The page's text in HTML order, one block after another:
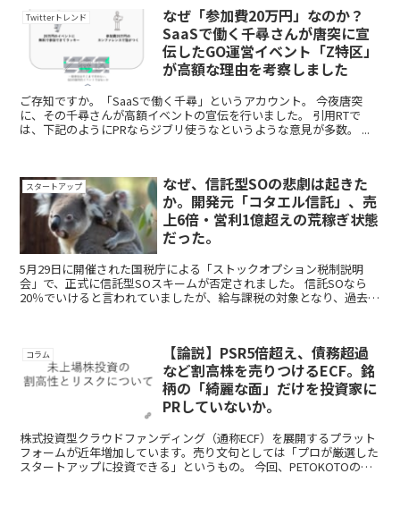
Twitterトレンド
なぜ「参加費20万円」なのか？
SaaSで働く千尋さんが唐突に宣
伝したGO運営イベント「Z特区」
が高額な理由を考察しました
ご存知ですか。「SaaSで働く千尋」というアカウント。 今夜唐突
に、その千尋さんが高額イベントの宣伝を行いました。 引用RTで
は、下記のようにPRならジブリ使うなというような意見が多数。 ...
スタートアップ
なぜ、信託型SOの悲劇は起きた
か。開発元「コタエル信託」、売
上6倍・営利1億超えの荒稼ぎ状態
だった。
5月29日に開催された国税庁による「ストックオプション税制説明
会」で、正式に信託型SOスキームが否定されました。 信託SOなら
20％でいけると言われていましたが、給与課税の対象となり、過去分
コラム
【論説】PSR5倍超え、債務超過
など割高株を売りつけるECF。銘
柄の「綺麗な面」だけを投資家に
PRしていないか。
株式投資型クラウドファンディング（通称ECF）を展開するプラット
フォームが近年増加しています。売り文句としては「プロが厳選した
スタートアップに投資できる」というもの。 今回、PETOKOTOの財